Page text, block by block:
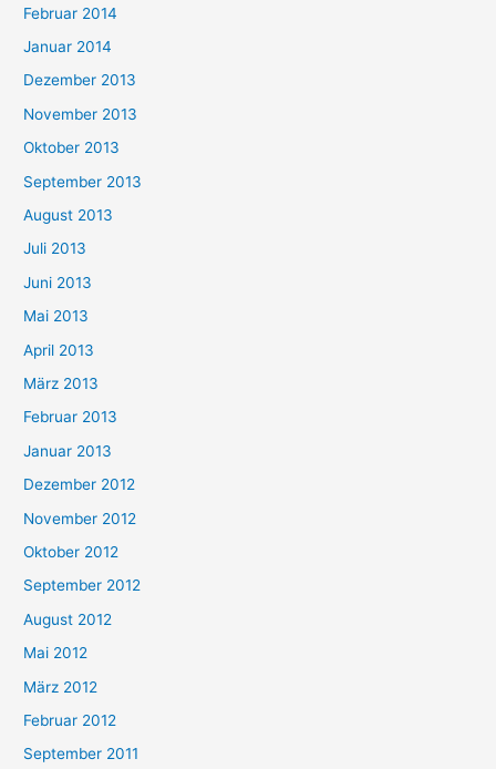
Februar 2014
Januar 2014
Dezember 2013
November 2013
Oktober 2013
September 2013
August 2013
Juli 2013
Juni 2013
Mai 2013
April 2013
März 2013
Februar 2013
Januar 2013
Dezember 2012
November 2012
Oktober 2012
September 2012
August 2012
Mai 2012
März 2012
Februar 2012
September 2011